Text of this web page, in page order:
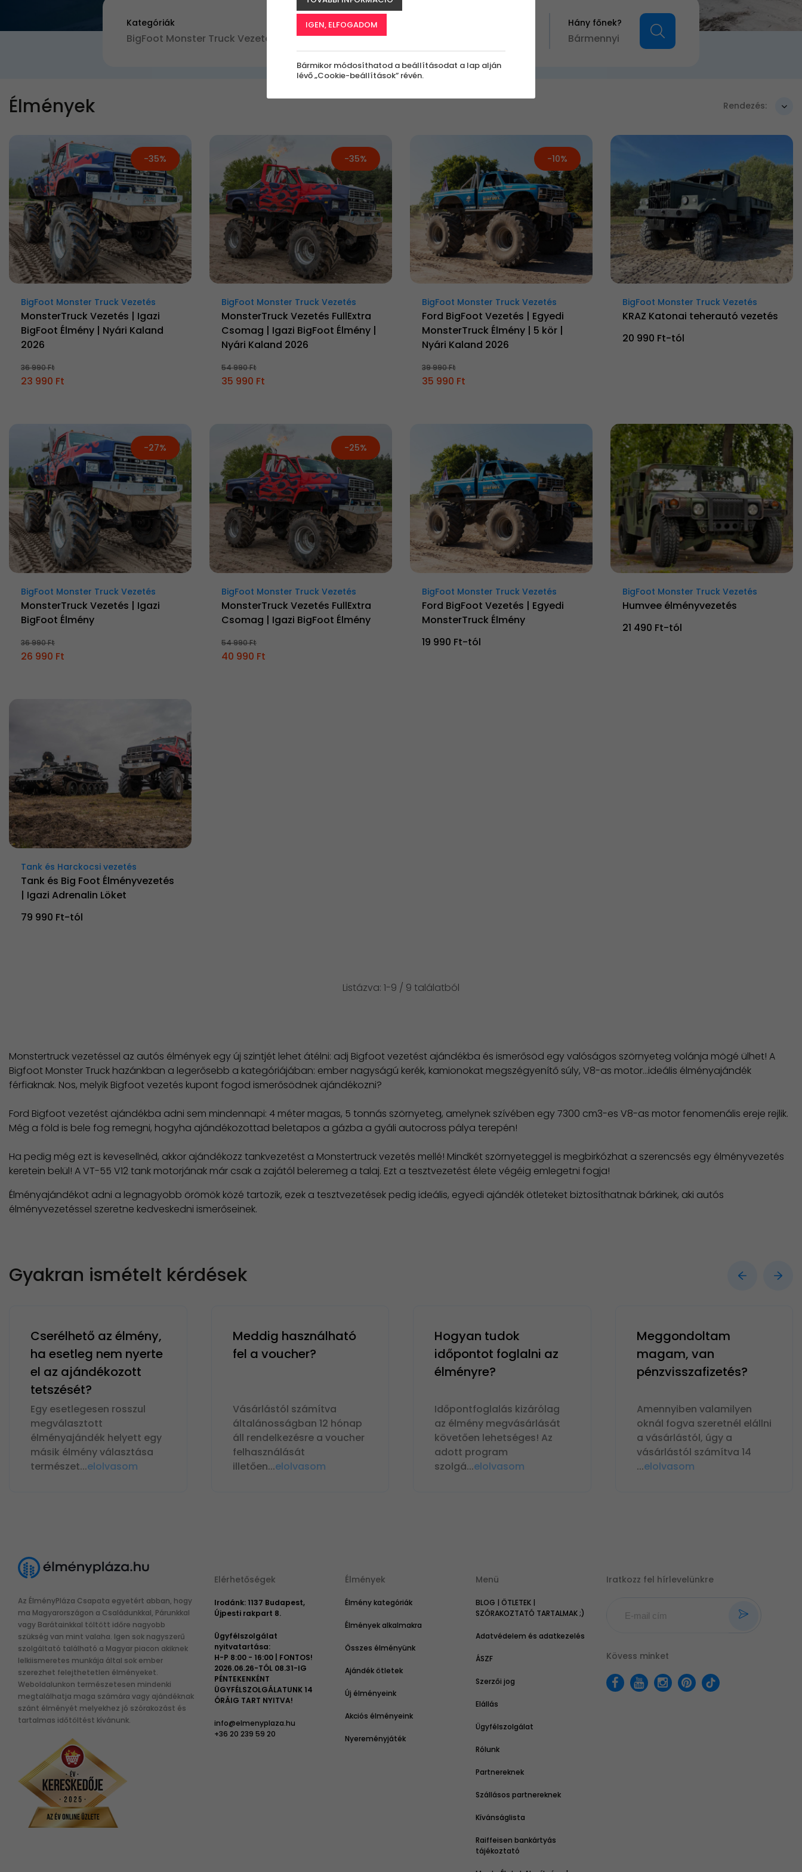
Kategóriák
BigFoot Monster Truck Vezetés
Milyen
értékben?
Bármennyi Bárkinek Bármilyen
Hány főnek?
Bármennyi
Élmények Rendezés:
-35%
BigFoot Monster Truck Vezetés
MonsterTruck Vezetés | Igazi
BigFoot Élmény | Nyári Kaland
2026
36 990 Ft
23 990 Ft
-35%
BigFoot Monster Truck Vezetés
MonsterTruck Vezetés FullExtra
Csomag | Igazi BigFoot Élmény |
Nyári Kaland 2026
54 990 Ft
35 990 Ft
-10%
BigFoot Monster Truck Vezetés
Ford BigFoot Vezetés | Egyedi
MonsterTruck Élmény | 5 kör |
Nyári Kaland 2026
39 990 Ft
35 990 Ft
BigFoot Monster Truck Vezetés
KRAZ Katonai teherautó vezetés
20 990 Ft-tól
-27%
BigFoot Monster Truck Vezetés
MonsterTruck Vezetés | Igazi
BigFoot Élmény
36 990 Ft
26 990 Ft
-25%
BigFoot Monster Truck Vezetés
MonsterTruck Vezetés FullExtra
Csomag | Igazi BigFoot Élmény
54 990 Ft
40 990 Ft
BigFoot Monster Truck Vezetés
Ford BigFoot Vezetés | Egyedi
MonsterTruck Élmény
19 990 Ft-tól
BigFoot Monster Truck Vezetés
Humvee élményvezetés
21 490 Ft-tól
Tank és Harckocsi vezetés
Tank és Big Foot Élményvezetés
| Igazi Adrenalin Löket
79 990 Ft-tól
Listázva: 1-9 / 9 találatból
Monstertruck vezetéssel az autós élmények egy új szintjét lehet átélni: adj Bigfoot vezetést ajándékba és ismerősöd egy valóságos szörnyeteg volánja mögé ülhet! A
Bigfoot Monster Truck hazánkban a legerősebb a kategóriájában: ember nagyságú kerék, kamionokat megszégyenítő súly, V8-as motor…ideális élményajándék
férfiaknak. Nos, melyik Bigfoot vezetés kupont fogod ismerősödnek ajándékozni?
Ford Bigfoot vezetést ajándékba adni sem mindennapi: 4 méter magas, 5 tonnás szörnyeteg, amelynek szívében egy 7300 cm3-es V8-as motor fenomenális ereje rejlik.
Még a föld is bele fog remegni, hogyha ajándékozottad beletapos a gázba a gyáli autocross pálya terepén!
Ha pedig még ezt is kevesellnéd, akkor ajándékozz tankvezetést a Monstertruck vezetés mellé! Mindkét szörnyeteggel is megbirkózhat a szerencsés egy élményvezetés
keretein belül! A VT-55 V12 tank motorjának már csak a zajától beleremeg a talaj. Ezt a tesztvezetést élete végéig emlegetni fogja!
Élményajándékot adni a legnagyobb örömök közé tartozik, ezek a tesztvezetések pedig ideális, egyedi ajándék ötleteket biztosíthatnak bárkinek, aki autós
élményvezetéssel szeretne kedveskedni ismerőseinek.
Gyakran ismételt kérdések
Cserélhető az élmény,
ha esetleg nem nyerte
el az ajándékozott
tetszését?
Egy esetlegesen rosszul
megválasztott
élményajándék helyett egy
másik élmény választása
természet...elolvasom
Meddig használható
fel a voucher?
Vásárlástól számítva
általánosságban 12 hónap
áll rendelkezésre a voucher
felhasználását
illetően...elolvasom
Hogyan tudok
időpontot foglalni az
élményre?
Időpontfoglalás kizárólag
az élmény megvásárlását
követően lehetséges! Az
adott program
szolgá...elolvasom
Meggondoltam
magam, van
pénzvisszafizetés?
Amennyiben valamilyen
oknál fogva szeretnél elállni
a vásárlástól, úgy a
vásárlástól számítva 14
...elolvasom
Az ÉlményPláza Csapata egyetért abban, hogy
ma Magyarországon a Családunkkal, Párunkkal
vagy Barátainkkal töltött időre nagyobb
szükség van mint valaha. Igen sok nagyszerű
szolgáltató található a Magyar piacon akiknek
lelkiismeretes munkája által sok ember
szerezhet felejthetetlen élményeket.
Weboldalunkon természetesen mindenki
megtalálhatja maga számára vagy ajándéknak
szánt élményét melyekhez jó szórakozást és
tartalmas időtöltést kívánunk.
Elérhetőségek
Irodánk: 1137 Budapest,
Újpesti rakpart 8.
Ügyfélszolgálat
nyitvatartása:
H-P 8:00 - 16:00 | FONTOS!
2026.06.26-TÓL 08.31-IG
PÉNTEKENKÉNT
ÜGYFÉLSZOLGÁLATUNK 14
ÓRÁIG TART NYITVA!
info@elmenyplaza.hu
+36 20 239 59 20
Élmények
Élmény kategóriák
Élmények alkalmakra
Összes élményünk
Ajándék ötletek
Új élményeink
Akciós élményeink
Nyereményjáték
Menü
BLOG | ÖTLETEK |
SZÓRAKOZTATÓ TARTALMAK ;)
Adatvédelem és adatkezelés
ÁSZF
Szerzői jog
Elállás
Ügyfélszolgálat
Rólunk
Partnereknek
Szállásos partnereknek
Kívánságlista
Raiffeisen bankártyás
tájékoztató
Iratkozz fel hírlevelünkre
Kövess minket
IGEN, ELFOGADOM
Bármikor módosíthatod a beállításodat a lap alján
lévő „Cookie-beállítások” révén.